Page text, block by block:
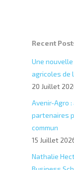
Recent
Une
agricoles de
20 Juillet
Avenir-Agro :
partenaires
commun
15 Juillet
Nathalie